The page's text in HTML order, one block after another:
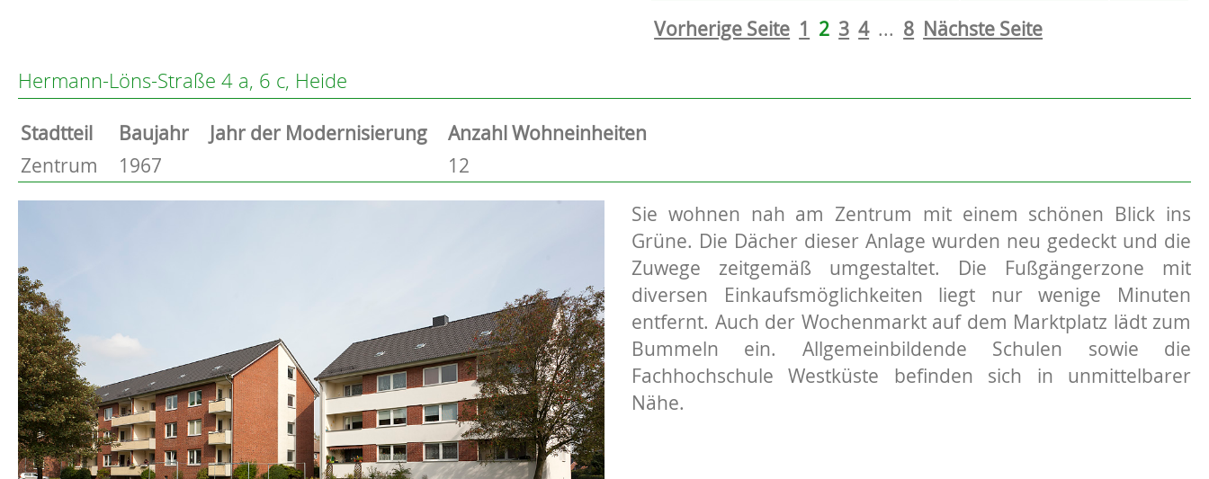
Heikendorf
Kronshagen
Kiel
Schwentinental
Preetz
Vorherige Seite 1 2 3 4 ... 8 Nächste Seite
Hermann-Löns-Straße 4 a, 6 c, Heide
Stammdaten
Basisdaten zur Immobilie
Stadtteil Baujahr Jahr der Modernisierung
Anzahl Wohneinheiten
Zentrum
1967 12
Sie wohnen nah am Zentrum mit einem schönen Blick ins
Grüne. Die Dächer dieser Anlage wurden neu gedeckt und die
Zuwege zeitgemäß umgestaltet. Die Fußgängerzone mit
diversen Einkaufsmöglichkeiten liegt nur wenige Minuten
entfernt. Auch der Wochenmarkt auf dem Marktplatz lädt zum
Bummeln ein. Allgemeinbildende Schulen sowie die
Fachhochschule Westküste befinden sich in unmittelbarer
Nähe.